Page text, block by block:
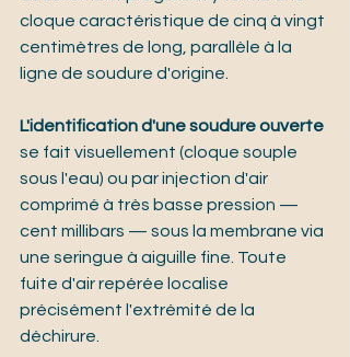
cloque caractéristique de cinq à vingt
centimètres de long, parallèle à la
ligne de soudure d'origine.
L'identification d'une soudure ouverte
se fait visuellement (cloque souple
sous l'eau) ou par injection d'air
comprimé à très basse pression —
cent millibars — sous la membrane via
une seringue à aiguille fine. Toute
fuite d'air repérée localise
précisément l'extrémité de la
déchirure.